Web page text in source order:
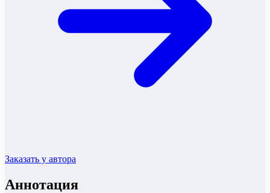
Заказать у автора
Аннотация